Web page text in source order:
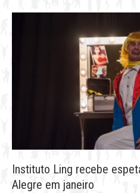
Instituto Ling recebe
Alegre em janeiro